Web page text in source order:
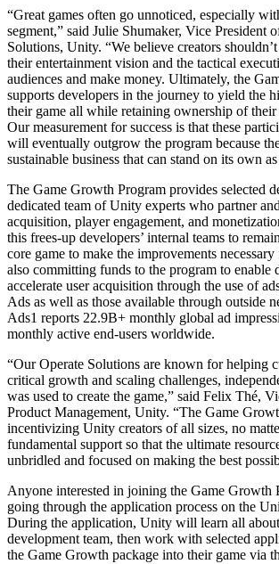
Мобильные игры
Создавайте и развивайте мобильные хиты
Инди-игры
Выпускайте большие игры с небольшими
XR-игры
Запускайте XR-игры на разных платформах
Многопользовательские игры
Упрощенное создание
“Great games often go unnoticed, especially
segment,” said Julie Shumaker, Vice President
Solutions, Unity. “We believe creators
their entertainment vision and the tactical
audiences and make money. Ultimately, the
supports developers in the journey to yield the
their game all while retaining ownership of their
Our measurement for success is that these
will eventually outgrow the program because
sustainable business that can stand on its own
The Game Growth Program provides selected
dedicated team of Unity experts who partner
acquisition, player engagement, and
this frees-up developers’ internal teams to
core game to make the improvements
also committing funds to the program to enable
accelerate user acquisition through the use of
Ads as well as those available through outside
Ads1 reports 22.9B+ monthly global ad
monthly active end-users worldwide.
“Our Operate Solutions are known for helping
critical growth and scaling challenges,
was used to create the game,” said Felix Thé,
Product Management, Unity. “The Game
incentivizing Unity creators of all sizes, no
fundamental support so that the ultimate
unbridled and focused on making the best
Anyone interested in joining the Game Growth
going through the application process on the
During the application, Unity will learn all
development team, then work with selected
the Game Growth package into their game via